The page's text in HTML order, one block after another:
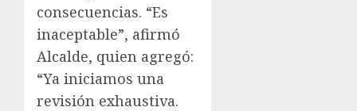
consecuencias. “Es
inaceptable”, afirmó
Alcalde, quien agregó:
“Ya iniciamos una
revisión exhaustiva.